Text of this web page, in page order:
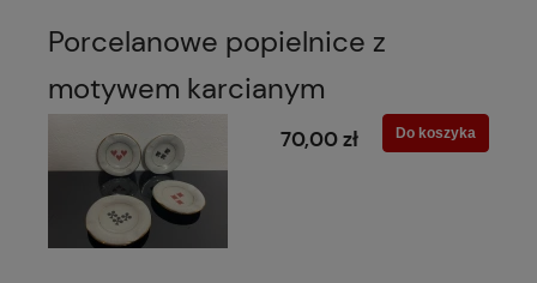
Porcelanowe popielnice z
motywem karcianym
70,00 zł Do koszyka